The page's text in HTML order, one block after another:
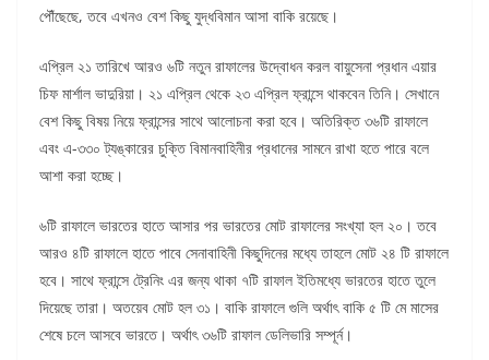
পৌঁছেছে, তবে এখনও বেশ কিছু যুদ্ধবিমান আসা বাকি রয়েছে।
এপ্রিল ২১ তারিখে আরও ৬টি নতুন রাফালের উদ্বোধন করল বায়ুসেনা প্রধান এয়ার
চিফ মার্শাল ভাদুরিয়া। ২১ এপ্রিল থেকে ২৩ এপ্রিল ফ্রান্সে থাকবেন তিনি। সেখানে
বেশ কিছু বিষয় নিয়ে ফ্রান্সের সাথে আলোচনা করা হবে। অতিরিক্ত ৩৬টি রাফালে
এবং এ-৩৩০ ট্যঙ্কারের চুক্তি বিমানবাহিনীর প্রধানের সামনে রাখা হতে পারে বলে
আশা করা হচ্ছে।
৬টি রাফালে ভারতের হাতে আসার পর ভারতের মোট রাফালের সংখ্যা হল ২০। তবে
আরও ৪টি রাফালে হাতে পাবে সেনাবাহিনী কিছুদিনের মধ্যে তাহলে মোট ২৪ টি রাফালে
হবে। সাথে ফ্রান্সে ট্রেনিং এর জন্য থাকা ৭টি রাফাল ইতিমধ্যে ভারতের হাতে তুলে
দিয়েছে তারা। অতয়েব মোট হল ৩১। বাকি রাফালে গুলি অর্থাৎ বাকি ৫ টি মে মাসের
শেষে চলে আসবে ভারতে। অর্থাৎ ৩৬টি রাফাল ডেলিভারি সম্পূর্ন।